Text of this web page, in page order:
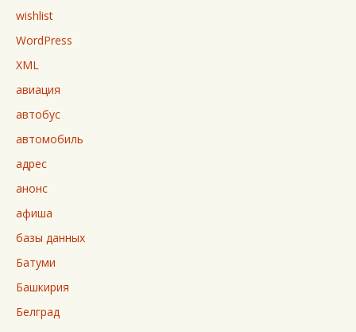
wishlist
WordPress
XML
авиация
автобус
автомобиль
адрес
анонс
афиша
базы данных
Батуми
Башкирия
Белград